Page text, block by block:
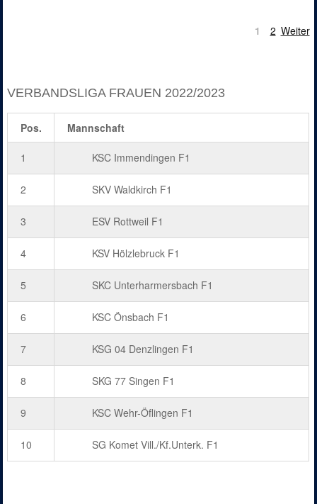
1 2 Weiter
VERBANDSLIGA FRAUEN 2022/2023
Pos. Mannschaft
1 KSC Immendingen F1
2 SKV Waldkirch F1
3 ESV Rottweil F1
4 KSV Hölzlebruck F1
5 SKC Unterharmersbach F1
6 KSC Önsbach F1
7 KSG 04 Denzlingen F1
8 SKG 77 Singen F1
9 KSC Wehr-Öflingen F1
10 SG Komet Vill./Kf.Unterk. F1